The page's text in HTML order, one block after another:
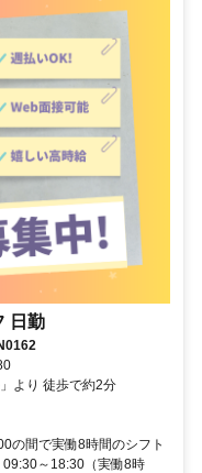
日勤
より 徒歩で約2分
の間で実働8時間のシフト
～18:30（実働8時